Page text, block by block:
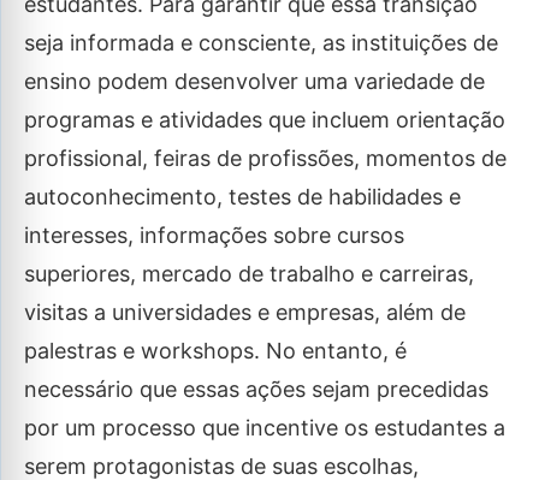
seja informada e consciente, as instituições de
ensino podem desenvolver uma variedade de
programas e atividades que incluem orientação
profissional, feiras de profissões, momentos de
autoconhecimento, testes de habilidades e
interesses, informações sobre cursos
superiores, mercado de trabalho e carreiras,
visitas a universidades e empresas, além de
palestras e workshops. No entanto, é
necessário que essas ações sejam precedidas
por um processo que incentive os estudantes a
serem protagonistas de suas escolhas,